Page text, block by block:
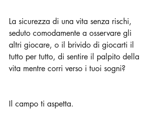
La sicurezza di una vita senza rischi,
seduto comodamente a osservare gli
altri giocare, o il brivido di giocarti il
tutto per tutto, di sentire il palpito della
vita mentre corri verso i tuoi sogni?
Il campo ti aspetta.